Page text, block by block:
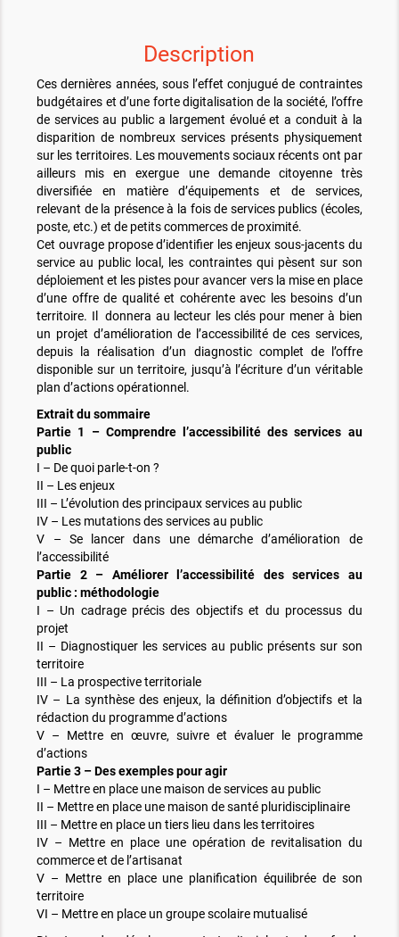
Description
Ces dernières années, sous l’effet conjugué de contraintes
budgétaires et d’une forte digitalisation de la société, l’offre
de services au public a largement évolué et a conduit à la
disparition de nombreux services présents physiquement
sur les territoires. Les mouvements sociaux récents ont par
ailleurs mis en exergue une demande citoyenne très
diversifiée en matière d’équipements et de services,
relevant de la présence à la fois de services publics (écoles,
poste, etc.) et de petits commerces de proximité.
Cet ouvrage propose d’identifier les enjeux sous-jacents du
service au public local, les contraintes qui pèsent sur son
déploiement et les pistes pour avancer vers la mise en place
d’une offre de qualité et cohérente avec les besoins d’un
territoire. Il donnera au lecteur les clés pour mener à bien
un projet d’amélioration de l’accessibilité de ces services,
depuis la réalisation d’un diagnostic complet de l’offre
disponible sur un territoire, jusqu’à l’écriture d’un véritable
plan d’actions opérationnel.
Extrait du sommaire
Partie 1 – Comprendre l’accessibilité des services au
public
I – De quoi parle-t-on ?
II – Les enjeux
III – L’évolution des principaux services au public
IV – Les mutations des services au public
V – Se lancer dans une démarche d’amélioration de
l’accessibilité
Partie 2 – Améliorer l’accessibilité des services au
public : méthodologie
I – Un cadrage précis des objectifs et du processus du
projet
II – Diagnostiquer les services au public présents sur son
territoire
III – La prospective territoriale
IV – La synthèse des enjeux, la définition d’objectifs et la
rédaction du programme d’actions
V – Mettre en œuvre, suivre et évaluer le programme
d’actions
Partie 3 – Des exemples pour agir
I – Mettre en place une maison de services au public
II – Mettre en place une maison de santé pluridisciplinaire
III – Mettre en place un tiers lieu dans les territoires
IV – Mettre en place une opération de revitalisation du
commerce et de l’artisanat
V – Mettre en place une planification équilibrée de son
territoire
VI – Mettre en place un groupe scolaire mutualisé